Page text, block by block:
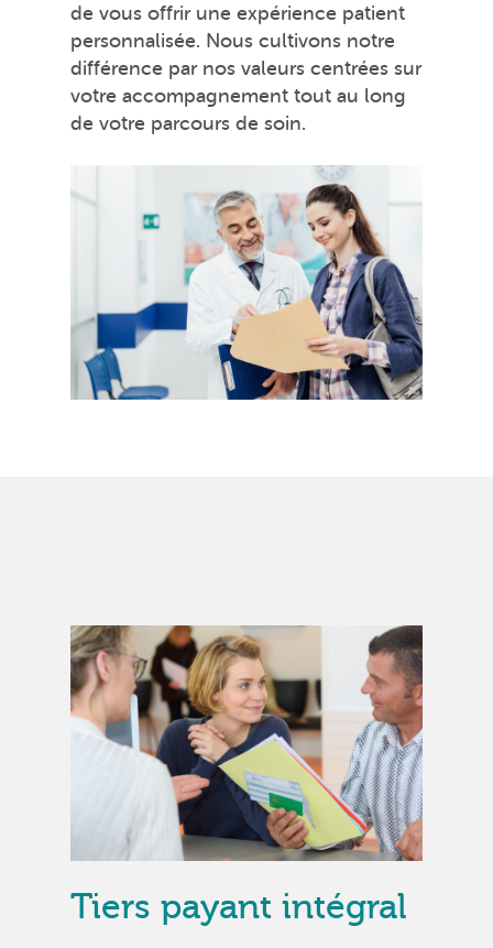
de vous offrir une expérience patient
personnalisée. Nous cultivons notre
différence par nos valeurs centrées sur
votre accompagnement tout au long
de votre parcours de soin.
Tiers payant intégral